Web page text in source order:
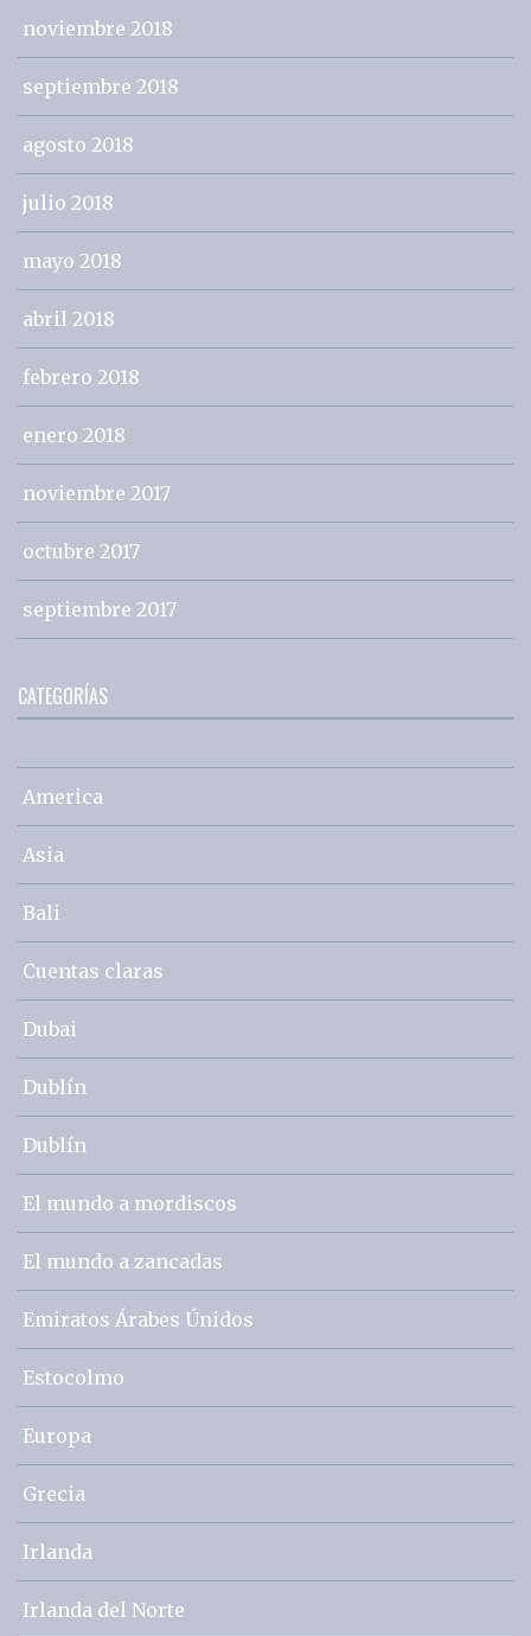
noviembre 2018
septiembre 2018
agosto 2018
julio 2018
mayo 2018
abril 2018
febrero 2018
enero 2018
noviembre 2017
octubre 2017
septiembre 2017
CATEGORÍAS
America
Asia
Bali
Cuentas claras
Dubai
Dublín
Dublín
El mundo a mordiscos
El mundo a zancadas
Emiratos Árabes Únidos
Estocolmo
Europa
Grecia
Irlanda
Irlanda del Norte